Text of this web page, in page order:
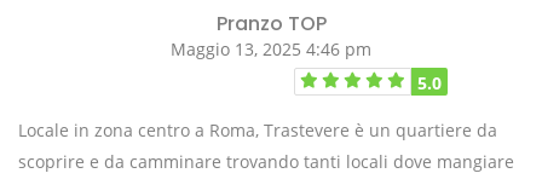
Pranzo TOP
Maggio 13, 2025 4:46 pm
5.0
Locale in zona centro a Roma, Trastevere è un quartiere da
scoprire e da camminare trovando tanti locali dove mangiare